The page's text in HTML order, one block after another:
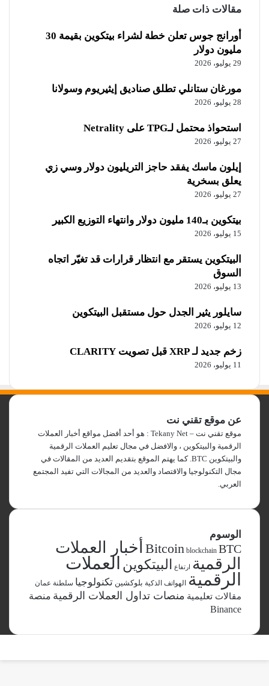
مقالات ذات صلة
أورانج جوس تعلن خطة لشراء بيتكوين بقيمة 30
مليون دولار
29 يوليو، 2026
مورغان ستانلي تطلق صناديق إيثيريوم وسولانا
28 يوليو، 2026
استحواذ محتمل لـTPG على Netrality
27 يوليو، 2026
إيلون ماسك يفقد حاجز التريليون دولار وسي زي
يعلق بسخرية
27 يوليو، 2026
بيتكوين بـ140 مليون دولار وانتهاء التوزيع الكبير
15 يوليو، 2026
البيتكوين يستقر مع انتظار قرارات قد تغيّر اتجاه
السوق
13 يوليو، 2026
سايلور يثير الجدل حول مستقبل البيتكوين
12 يوليو، 2026
زخم جديد لـ XRP قبل تصويت CLARITY
11 يوليو، 2026
عن موقع تقني نت
موقع تقني نت – Tekany Net : هو أحد أفضل مواقع أخبار العملات
الرقمية والبيتكوين ، والافضل في مجال تعليم العملات الرقمية
والبيتكوين BTC. كما يهتم الموقع بتقديم العديد من المقالات في
مجال التكنولوجيا والاقتصاد والعديد من المجالات التي تفيد المجتمع
العربي.
الوسوم
Bitcoin blockchain BTC
أخبار العملات
الرقمية
ارتفاع البيتكوين العملات
الرقمية
الهواتف الذكية بلوكشين تكنولوجيا سلطنة عمان
مقالات تعليمية منصات تداول العملات الرقمية منصة
Binance